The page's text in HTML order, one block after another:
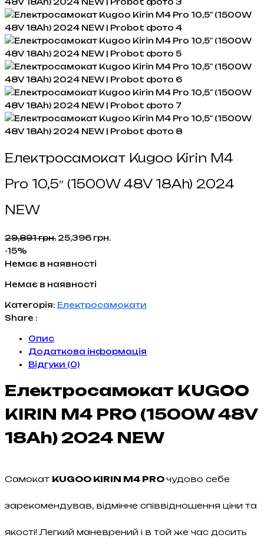
Електросамокат Kugoo Kirin M4
Pro 10,5″ (1500W 48V 18Ah) 2024
NEW
29,891грн. Оригінальна
29,891 грн..
25,396 грн.
-15%
Немає в наявності
Немає в наявності
Категорія: Електросамокати
Share :
Опис
Додаткова інформація
Відгуки (0)
Електросамокат KUGOO
KIRIN M4 PRO (1500W 48V
18Ah) 2024 NEW
Самокат KUGOO KIRIN M4 PROчудово себе
зарекомендував, відмінне співвідношення ціни та
якості! Легкий маневрений і в той же час досить